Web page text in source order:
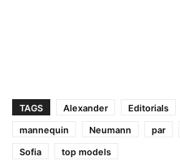
TAGS Alexander Editorials
mannequin
Neumann par
Sofia
top models